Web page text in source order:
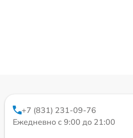
+7 (831) 231-09-76
Ежедневно с 9:00 до 21:00